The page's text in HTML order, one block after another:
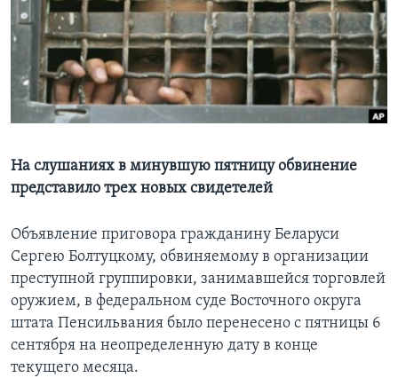
Learning English
СОЦИАЛЬНЫЕ СЕТИ
Языки
На слушаниях в минувшую пятницу обвинение
представило трех новых свидетелей
Объявление приговора гражданину Беларуси
Сергею Болтуцкому, обвиняемому в организации
преступной группировки, занимавшейся торговлей
оружием, в федеральном суде Восточного округа
штата Пенсильвания было перенесено с пятницы 6
сентября на неопределенную дату в конце
текущего месяца.